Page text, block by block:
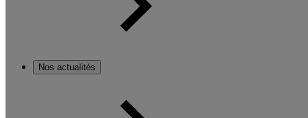
Nos actualités